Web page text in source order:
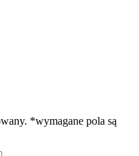
*wymagane pola są